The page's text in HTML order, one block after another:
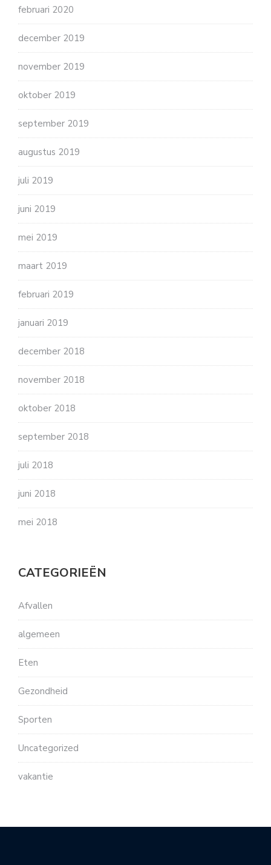
februari 2020
december 2019
november 2019
oktober 2019
september 2019
augustus 2019
juli 2019
juni 2019
mei 2019
maart 2019
februari 2019
januari 2019
december 2018
november 2018
oktober 2018
september 2018
juli 2018
juni 2018
mei 2018
CATEGORIEËN
Afvallen
algemeen
Eten
Gezondheid
Sporten
Uncategorized
vakantie